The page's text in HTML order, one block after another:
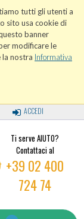
tutti gli utenti a
sito usa cookie di
banner
modificare le
la nostra Informativa
ACCEDI
Ti serve AIUTO?
Contattaci al
+39 02 400
724 74